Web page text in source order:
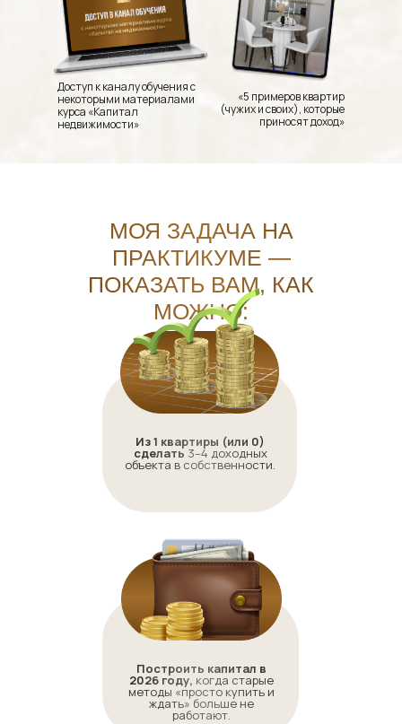
«5 примеров квартир
(чужих и своих), которые
приносят доход»
Доступ к каналу обучения с
некоторыми материалами
курса «Капитал
недвижимости»
Построить капитал в
2026 году, когда старые
методы «просто купить и
ждать» больше не
работают.
МОЯ ЗАДАЧА НА
ПРАКТИКУМЕ —
ПОКАЗАТЬ ВАМ, КАК
МОЖНО:
Из 1 квартиры (или 0)
сделать 3–4 доходных
объекта в собственности.